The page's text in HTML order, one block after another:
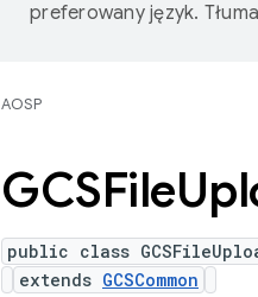
preferowany język.
AOSP
GCSFile
public class
extends GCSCommon